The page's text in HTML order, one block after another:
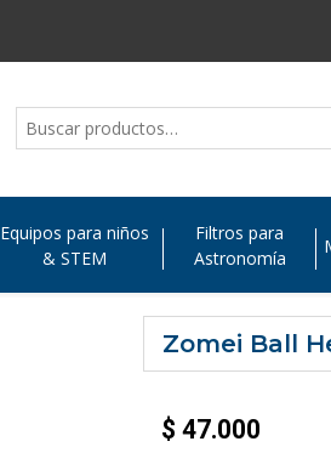
Equipos para niños
& STEM
Filtros para
Astronomía
Zomei Ball
$ 47.000